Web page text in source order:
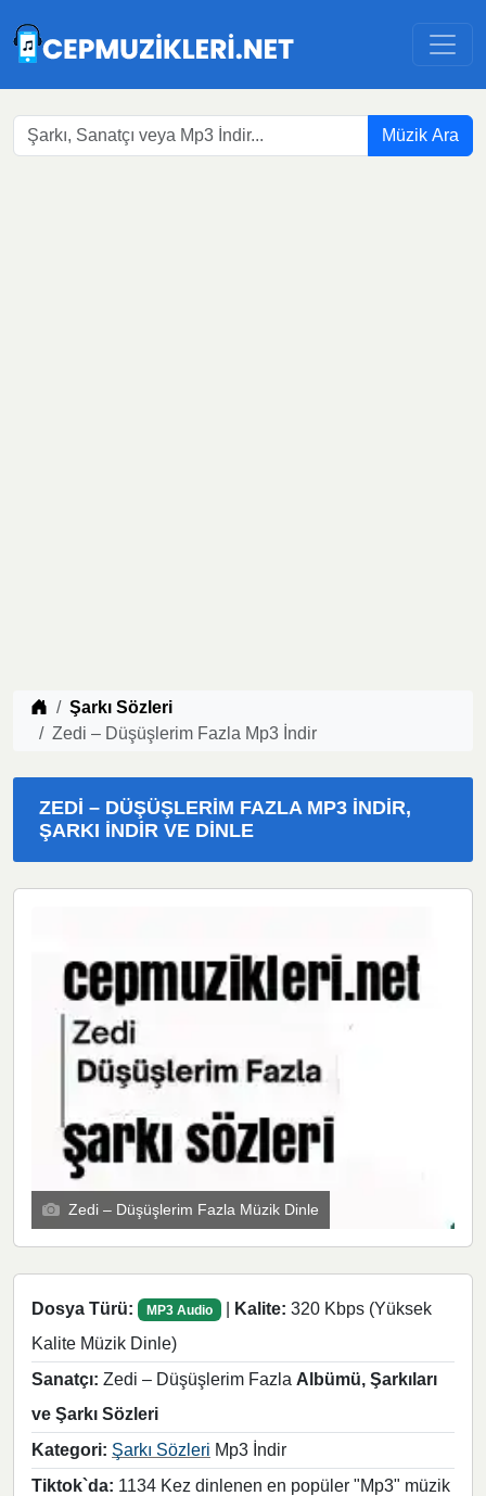
Müzik Ara
Müzik indir
Şarkı Sözleri
Zedi – Düşüşlerim Fazla Mp3 İndir
ZEDI – DÜŞÜŞLERIM FAZLA MP3 İNDIR,
ŞARKI İNDIR VE DINLE
Zedi – Düşüşlerim Fazla Müzik Dinle
Dosya Türü: MP3 Audio | Kalite: 320 Kbps (Yüksek
Kalite Müzik Dinle)
Sanatçı: Zedi – Düşüşlerim Fazla Albümü, Şarkıları
ve Şarkı Sözleri
Kategori: Şarkı Sözleri Mp3 İndir
Tiktok`da: 1134 Kez dinlenen en popüler "Mp3" müzik